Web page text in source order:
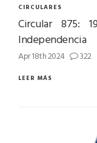
CIRCULARES
Circular 875:
Independencia
Apr 18th 2024 322
LEER MÁS